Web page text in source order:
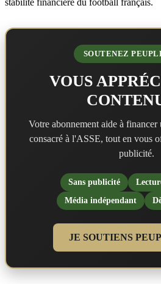
SOUTENEZ
VOUS
Votre abonnement aide à
consacré à l'ASSE, tout en vous
publicité.
Sans publicité
Média indépendant
JE SOUTIENS